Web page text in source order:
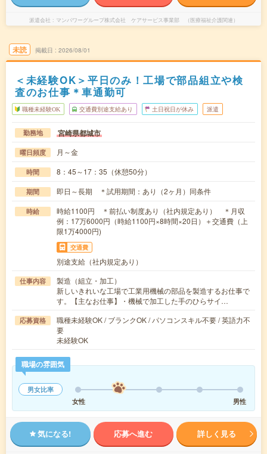
派遣会社 マンパワーグループ株式会社 ケアサービス事業部 （医療福祉介護関連）
未読 掲載日 2026/08/01
＜未経験OK＞平日のみ！工場で部品組立や検
査のお仕事＊車通勤可
職種未経験OK 交通費別途支給あり 土日祝日が休み 派遣
勤務地 宮崎県都城市
曜日頻度 月～金
時間 8：45～17：35（休憩50分）
期間 即日～長期 ＊試用期間：あり（2ヶ月）同条件
時給
時給1100円 ＊前払い制度あり（社内規定あり） ＊月収
例：17万6000円（時給1100円×8時間×20日）＋交通費（上
限1万4000円)
交通費
別途支給（社内規定あり）
仕事内容
製造（組立・加工）
新しいきれいな工場で工業用機械の部品を製造するお仕事で
す。【主なお仕事】・機械で加工した手のひらサイ…
応募資格
職種未経験OK / ブランクOK / パソコンスキル不要 / 英語力不
要
未経験OK
職場の雰囲気
男女比率
女性
男性
気になる! 応募へ進む 詳しく見る